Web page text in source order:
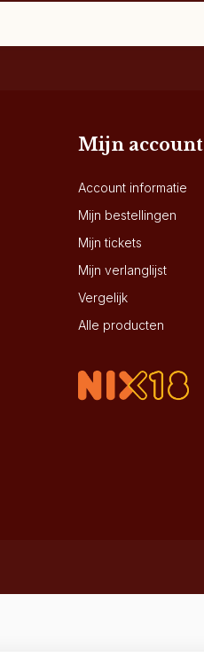
Mijn account
Account informatie
Mijn bestellingen
Mijn tickets
Mijn verlanglijst
Vergelijk
Alle producten